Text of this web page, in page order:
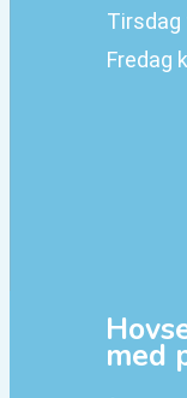
Tirsdag
Fredag
med